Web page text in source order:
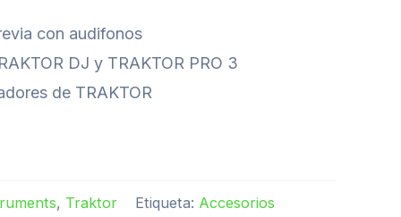
con audifonos
DJ y TRAKTOR PRO 3
de TRAKTOR
, Traktor Etiqueta: Accesorios